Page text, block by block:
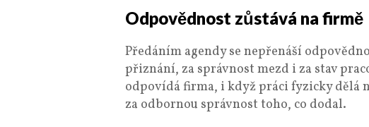
Odpovědnost zůstává na firmě
Předáním agendy se nepřenáší
přiznání, za správnost mezd i za stav
odpovídá firma, i když práci fyzicky dělá
za odbornou správnost toho, co dodal.